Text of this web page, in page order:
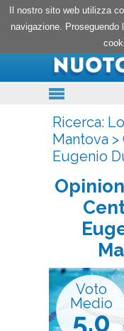
Centro
Ricerca:
Mantova>
Eugenio
Voto
Medio
5.0
Il nostro sito web utilizza
navigazione.